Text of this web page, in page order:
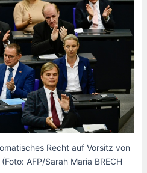
Recht auf Vorsitz von
AFP/Sarah Maria BRECH